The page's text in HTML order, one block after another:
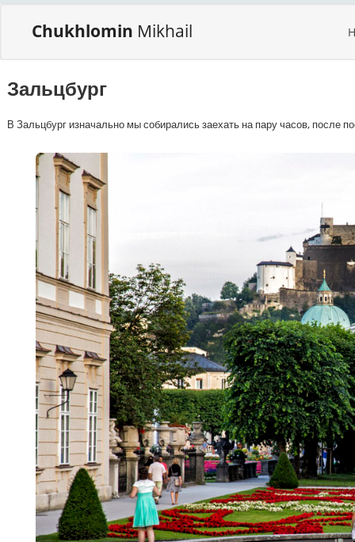
Chukhlomin Mikhail
Зальцбург
В Зальцбург изначально мы собирались заехать на пару часов, после